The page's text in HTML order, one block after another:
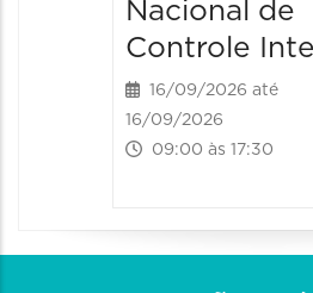
Nacional de
Controle
16/09/2026 até
16/09/2026
09:00 às 17:30